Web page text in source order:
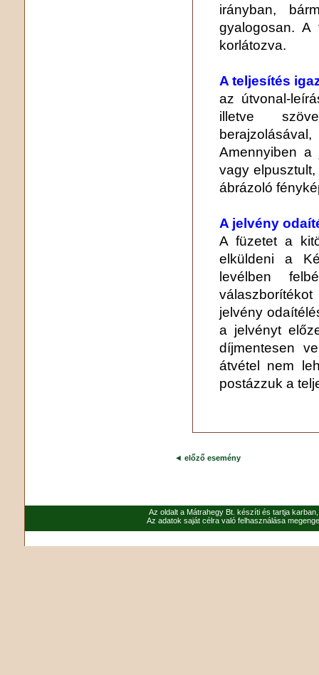
irányban,
gyalogosan. A
korlátozva.
A teljesítés
az útvonal-
illetve
Amennyiben a
vagy
ábrázoló
A jelvény
A füzetet a
elküldeni a
levélben
jelvény
a jelvényt
díjmentesen
átvétel nem
postázzuk a
◄ előző esemény
Az oldalt a Mátrahegy Bt. készíti és tartja
Az adatok saját célra való felhasználása